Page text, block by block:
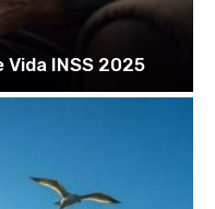
Vida INSS 2025